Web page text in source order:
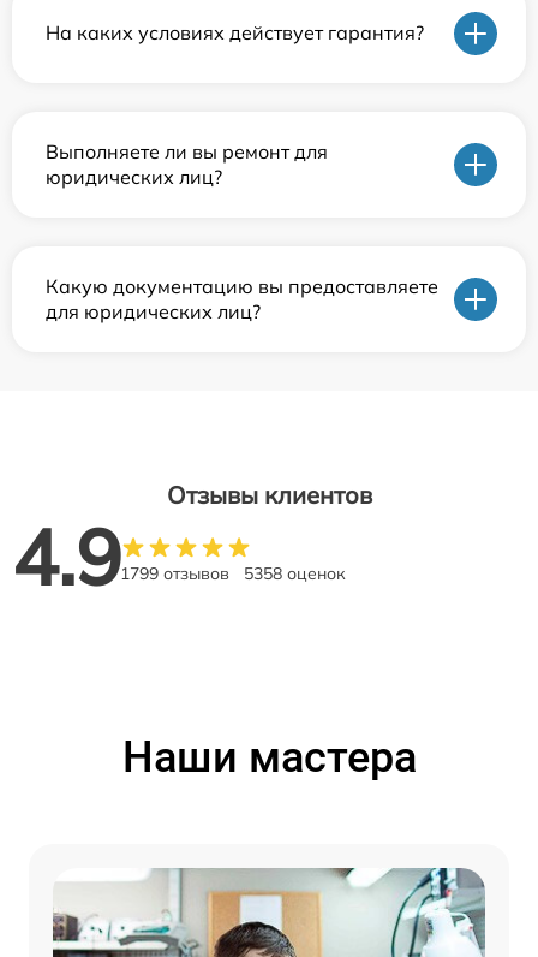
На каких условиях действует гарантия?
Выполняете ли вы ремонт для
юридических лиц?
Какую документацию вы предоставляете
для юридических лиц?
Отзывы клиентов
4.91799 отзывов 5358 оценок
Наши мастера